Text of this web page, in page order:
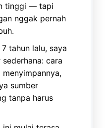
tinggi — tapi
nggak pernah
tahun lalu, saya
cara
sumber
tanpa harus